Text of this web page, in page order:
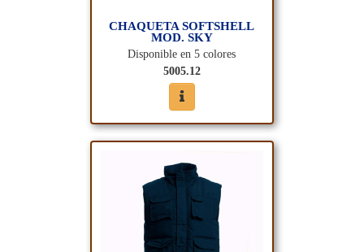
CHAQUETA SOFTSHELL
MOD. SKY
Disponible en 5 colores
5005.12